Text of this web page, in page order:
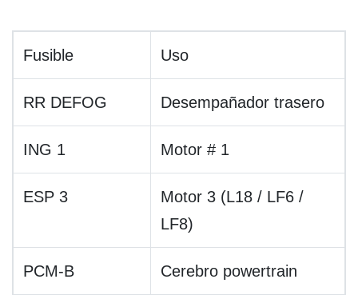
Fusible Uso
RR DEFOG Desempañador trasero
ING 1 Motor # 1
ESP 3
Motor 3 (L18 / LF6 /
LF8)
PCM-B Cerebro powertrain